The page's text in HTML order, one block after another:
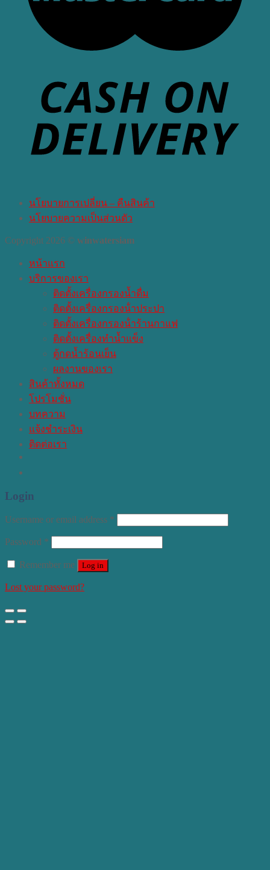
นโยบายการเปลี่ยน – คืนสินค้า
นโยบายความเป็นส่วนตัว
Copyright 2026 © winwatersiam
หน้าแรก
บริการของเรา
ติดตั้งเครื่องกรองน้ำดื่ม
ติดตั้งเครื่องกรองน้ําประปา
ติดตั้งเครื่องกรองน้ําร้านกาแฟ
ติดตั้งเครื่องทำน้ำแข็ง
ตู้กดน้ำร้อนเย็น
ผลงานของเรา
สินค้าทั้งหมด
โปรโมชั่น
บทความ
แจ้งชำระเงิน
ติดต่อเรา
Login
Username or email address *
Password *
Remember me Log in
Lost your password?